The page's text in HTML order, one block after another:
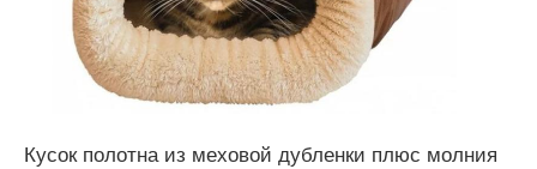
Кусок полотна из меховой дубленки плюс молния